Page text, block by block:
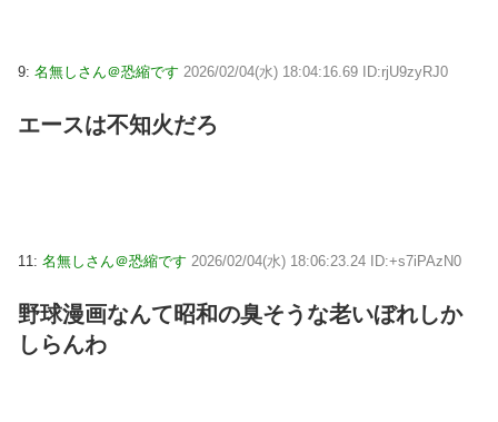
9: 名無しさん＠恐縮です 2026/02/04(水) 18:04:16.69 ID:rjU9zyRJ0
エースは不知火だろ
11: 名無しさん＠恐縮です 2026/02/04(水) 18:06:23.24 ID:+s7iPAzN0
野球漫画なんて昭和の臭そうな老いぼれしか
しらんわ